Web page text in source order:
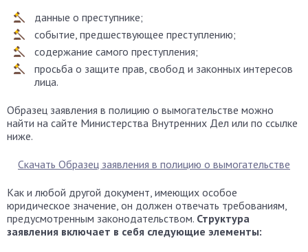
данные о преступнике;
событие, предшествующее преступлению;
содержание самого преступления;
просьба о защите прав, свобод и законных интересов
лица.
Образец заявления в полицию о вымогательстве можно
найти на сайте Министерства Внутренних Дел или по ссылке
ниже.
Скачать Образец заявления в полицию о вымогательстве
Как и любой другой документ, имеющих особое
юридическое значение, он должен отвечать требованиям,
предусмотренным законодательством. Структура
заявления включает в себя следующие элементы: